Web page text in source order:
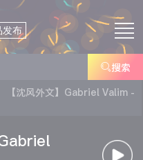
发布
搜索
【沈风外文】Gabriel Valim -